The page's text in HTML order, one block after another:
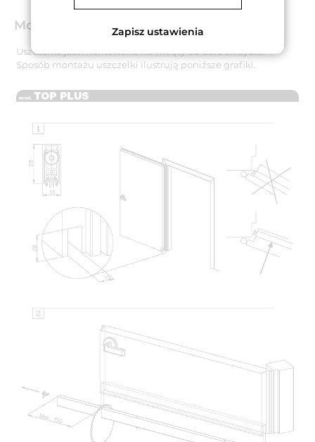
Montaż
Uszczelka jest montowana na wkręty od dołu skrzydła.
Sposób montażu uszczelki ilustrują poniższe grafiki.
Zapisz ustawienia